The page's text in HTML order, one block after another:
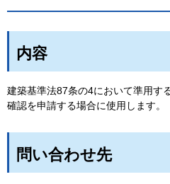
内容
建築基準法87条の4において準用す
確認を申請する場合に使用します。
問い合わせ先